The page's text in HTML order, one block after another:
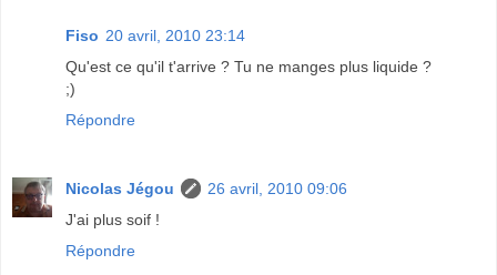
Fiso 20 avril, 2010 23:14
Qu'est ce qu'il t'arrive ? Tu ne manges plus liquide ?
;)
Répondre
Nicolas Jégou
26 avril, 2010 09:06
J'ai plus soif !
Répondre